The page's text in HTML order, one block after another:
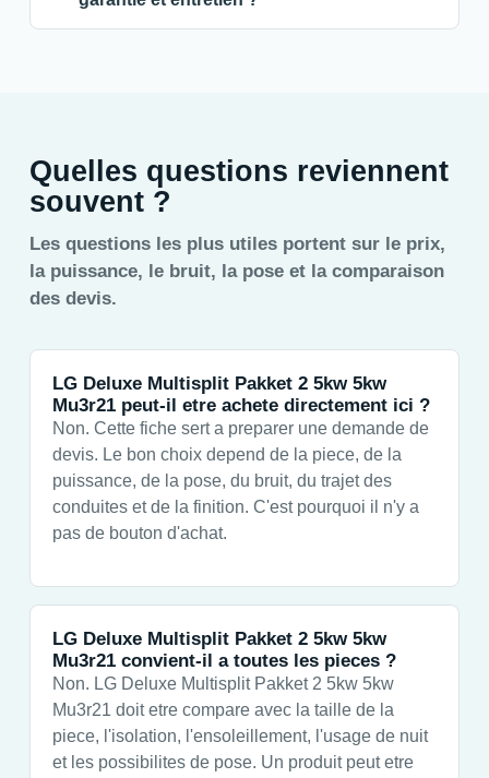
Quelles questions reviennent
souvent ?
Les questions les plus utiles portent sur le prix,
la puissance, le bruit, la pose et la comparaison
des devis.
LG Deluxe Multisplit Pakket 2 5kw 5kw
Mu3r21 peut-il etre achete directement ici ?
Non. Cette fiche sert a preparer une demande de
devis. Le bon choix depend de la piece, de la
puissance, de la pose, du bruit, du trajet des
conduites et de la finition. C'est pourquoi il n'y a
pas de bouton d'achat.
LG Deluxe Multisplit Pakket 2 5kw 5kw
Mu3r21 convient-il a toutes les pieces ?
Non. LG Deluxe Multisplit Pakket 2 5kw 5kw
Mu3r21 doit etre compare avec la taille de la
piece, l'isolation, l'ensoleillement, l'usage de nuit
et les possibilites de pose. Un produit peut etre